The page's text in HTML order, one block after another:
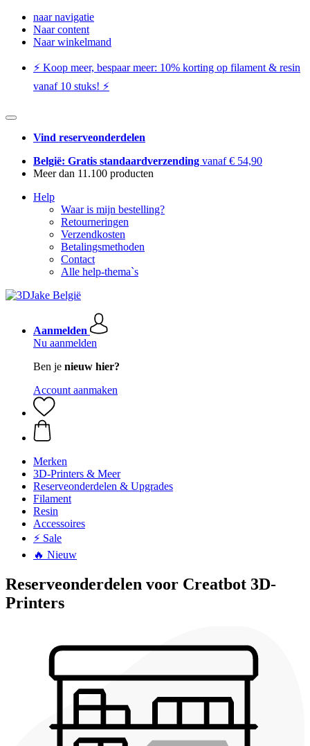
naar navigatie
Naar content
Naar winkelmand
⚡️ Koop meer, bespaar meer: ​​10% korting op filament & resin
vanaf 10 stuks! ⚡️
Vind reserveonderdelen
België: Gratis standaardverzending vanaf € 54,90
Meer dan 11.100 producten
Help
Waar is mijn bestelling?
Retourneringen
Verzendkosten
Betalingsmethoden
Contact
Alle help-thema`s
Aanmelden
Nu aanmelden
Ben je nieuw hier?
Account aanmaken
Merken
3D-Printers & Meer
Reserveonderdelen & Upgrades
Filament
Resin
Accessoires
⚡ Sale
🔥 Nieuw
Reserveonderdelen voor Creatbot 3D-
Printers